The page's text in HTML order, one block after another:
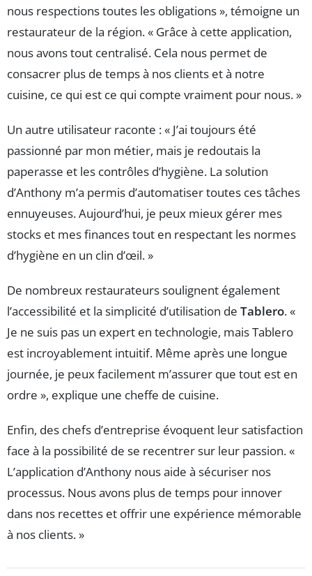
nous respections toutes les obligations », témoigne un
restaurateur de la région. « Grâce à cette application,
nous avons tout centralisé. Cela nous permet de
consacrer plus de temps à nos clients et à notre
cuisine, ce qui est ce qui compte vraiment pour nous. »
Un autre utilisateur raconte : « J’ai toujours été
passionné par mon métier, mais je redoutais la
paperasse et les contrôles d’hygiène. La solution
d’Anthony m’a permis d’automatiser toutes ces tâches
ennuyeuses. Aujourd’hui, je peux mieux gérer mes
stocks et mes finances tout en respectant les normes
d’hygiène en un clin d’œil. »
De nombreux restaurateurs soulignent également
l’accessibilité et la simplicité d’utilisation de Tablero. «
Je ne suis pas un expert en technologie, mais Tablero
est incroyablement intuitif. Même après une longue
journée, je peux facilement m’assurer que tout est en
ordre », explique une cheffe de cuisine.
Enfin, des chefs d’entreprise évoquent leur satisfaction
face à la possibilité de se recentrer sur leur passion. «
L’application d’Anthony nous aide à sécuriser nos
processus. Nous avons plus de temps pour innover
dans nos recettes et offrir une expérience mémorable
à nos clients. »